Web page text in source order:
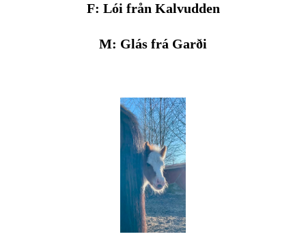
F: Lói från Kalvudden
M: Glás frá Garði